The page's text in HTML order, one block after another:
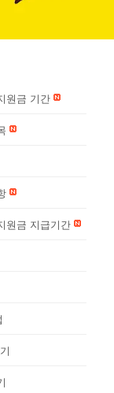
원금 기간
원금 지급기간